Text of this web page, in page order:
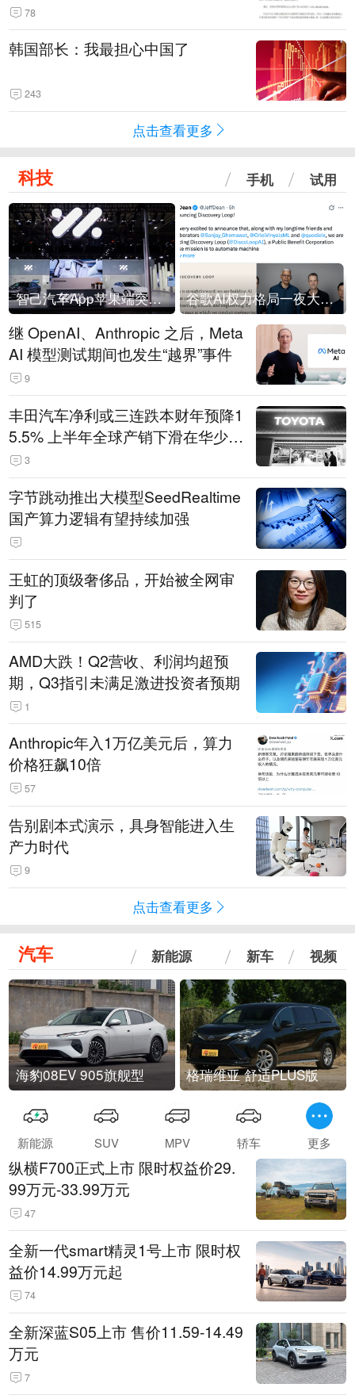
78
韩国部长：我最担心中国了
243
点击查看更多
科技 手机 试用
智己汽车App苹果端突然“下架” 谷歌AI权力格局一夜大洗牌
继 OpenAI、Anthropic 之后，Meta
AI 模型测试期间也发生“越界”事件
9
丰田汽车净利或三连跌本财年预降1
5.5% 上半年全球产销下滑在华少卖
14.3万辆
3
字节跳动推出大模型SeedRealtime
国产算力逻辑有望持续加强
王虹的顶级奢侈品，开始被全网审
判了
515
AMD大跌！Q2营收、利润均超预
期，Q3指引未满足激进投资者预期
1
Anthropic年入1万亿美元后，算力
价格狂飙10倍
57
告别剧本式演示，具身智能进入生
产力时代
9
点击查看更多
汽车 新能源 新车 视频
海豹08EV 905旗舰型 格瑞维亚 舒适PLUS版
新能源 SUV MPV 轿车 更多
纵横F700正式上市 限时权益价29.
99万元-33.99万元
47
全新一代smart精灵1号上市 限时权
益价14.99万元起
74
全新深蓝S05上市 售价11.59-14.49
万元
7